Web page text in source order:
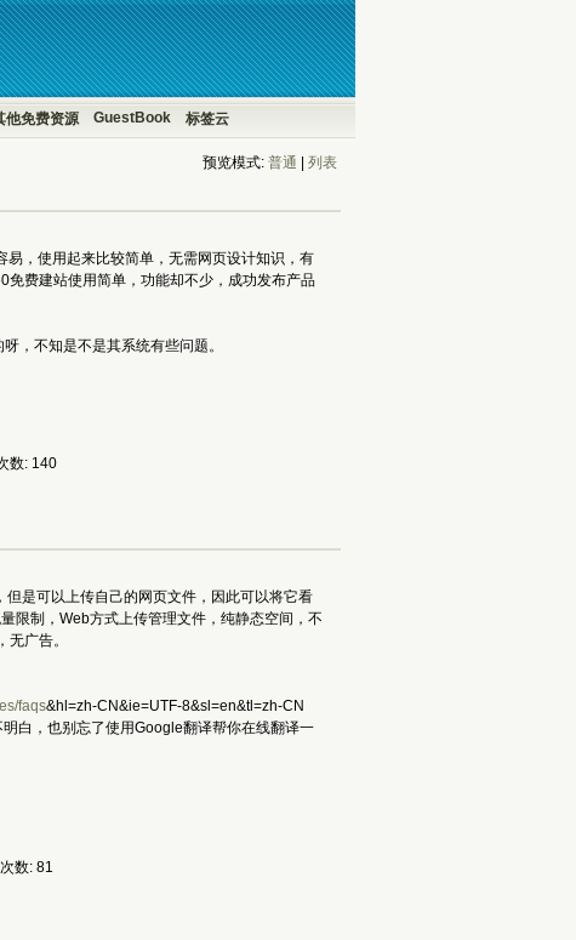
他免费资源 GuestBook 标签云
预览模式: 普通 列表
，使用起来比较简单，无需网页设计知识，有
费建站使用简单，功能却不少，成功发布产品
，不知是不是其系统有些问题。
数: 140
是可以上传自己的网页文件，因此可以将它看
限制，Web方式上传管理文件，纯静态空间，不
广告。
faqs&hl=zh-CN&ie=UTF-8&sl=en&tl=zh-CN
白，也别忘了使用Google翻译帮你在线翻译一
数: 81